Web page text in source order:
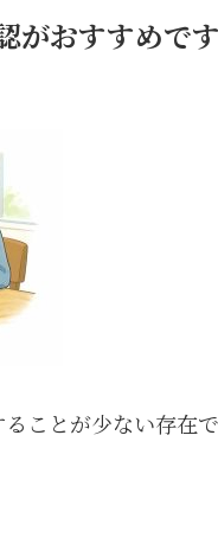
がおすすめです
ことが少ない存在で